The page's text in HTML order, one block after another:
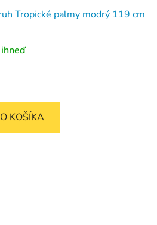
Tropické palmy modrý 119 cm
KOŠÍKA